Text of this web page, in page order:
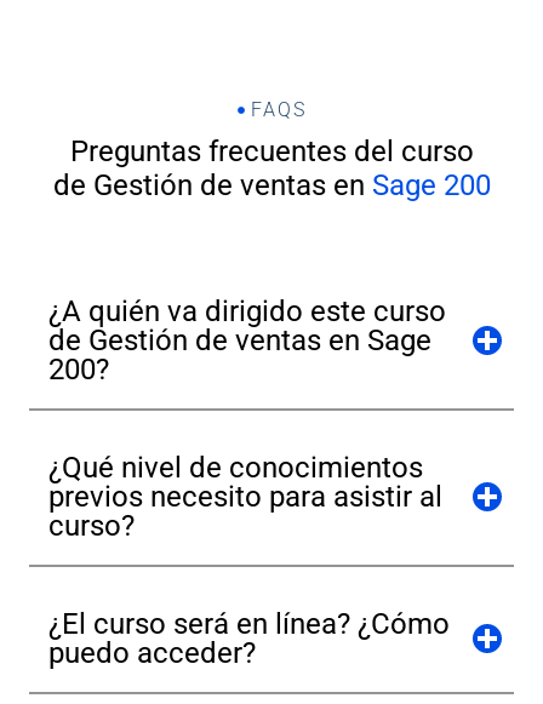
FAQS
Preguntas frecuentes del curso
de Gestión de ventas en Sage 200
¿A quién va dirigido este curso
de Gestión de ventas en Sage
200?
¿Qué nivel de conocimientos
previos necesito para asistir al
curso?
¿El curso será en línea? ¿Cómo
puedo acceder?